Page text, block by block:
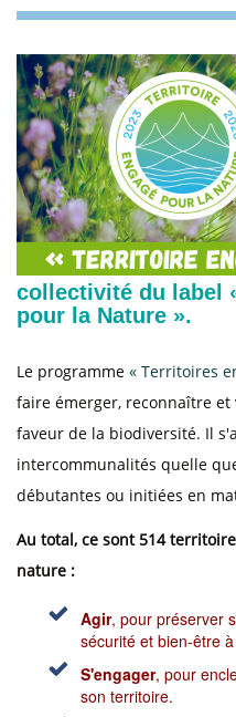
collectivité du label
pour la Nature ».
Le programme « Territoires
faire émerger, reconnaître
faveur de la biodiversité. Il
intercommunalités quelle
débutantes ou initiées en
Au total, ce sont 514
nature :
Agir, pour préserver
sécurité et bien-être
S'engager, pour
son territoire.